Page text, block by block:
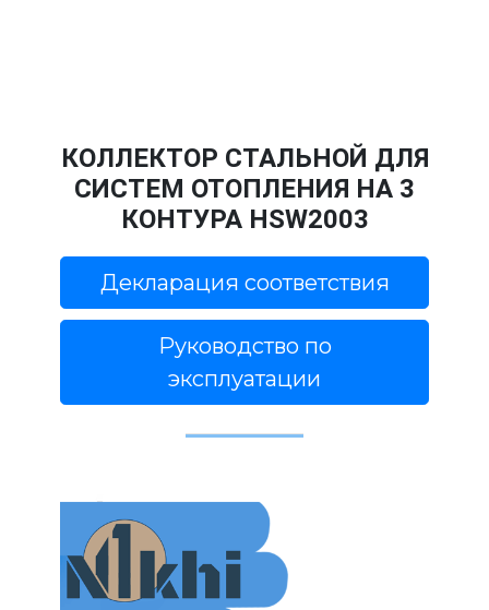
КОЛЛЕКТОР СТАЛЬНОЙ ДЛЯ
СИСТЕМ ОТОПЛЕНИЯ НА 3
КОНТУРА HSW2003
Декларация соответствия
Руководство по
эксплуатации